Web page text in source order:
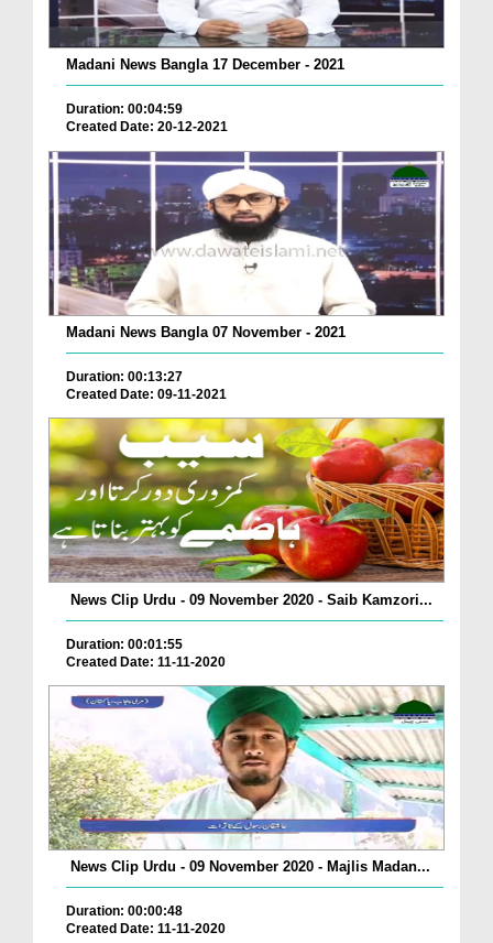
Madani News Bangla 17 December - 2021
Duration: 00:04:59
Created Date: 20-12-2021
Madani News Bangla 07 November - 2021
Duration: 00:13:27
Created Date: 09-11-2021
News Clip Urdu - 09 November 2020 - Saib Kamzori...
Duration: 00:01:55
Created Date: 11-11-2020
News Clip Urdu - 09 November 2020 - Majlis Madan...
Duration: 00:00:48
Created Date: 11-11-2020